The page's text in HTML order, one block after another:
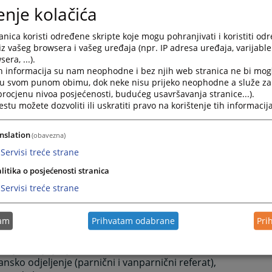
radnika,
rukovođenje, koordiniranje rada i nadzor nad
za obavljenje poslova,
i proučavanje sudske prakse,
savremenih metoda rada i obezbjeđenje strankama da
svoja prava i pravne interese koja im po zakonu
principa javnosti u skladu sa zakonom
saradnje sa drugim subjektima u cilju omogućavanja
i usavršavanja radnika
poslova kojima se osiguravaju uslovi za pravilan i
se slijedeće org-anizacione jedinice:
jedinica sudijskih poslova
sudske uprave
za računovodstvene, administrativno-tehničke i
zemljišnoknjižne kancelarije
iz djelokruga rada organizacione jedinice sudijskih
odjeljenje (parnični i vanparnični referat),
kolačića
koristi određene skripte koje mogu pohranjivati i koristiti
vašeg browsera i vašeg uređaja (npr. IP adresa uređaja,
...).
informacija su nam neophodne i bez njih web stranica ne bi
svom punom obimu, dok neke nisu prijeko neophodne a služe
nivoa posjećenosti, budućeg usavršavanja stranice...).
možete dozvoliti ili uskratiti pravo na korištenje tih
(obavezna)
Servisi treće strane
o posjećenosti stranica
Servisi treće strane
Prihvatam odabrane